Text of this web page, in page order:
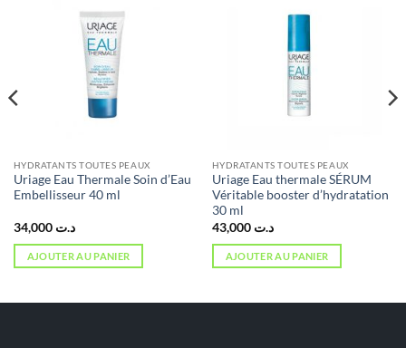
HYDRATANTS TOUTES PEAUX
Uriage Eau Thermale Soin d’Eau
Embellisseur 40 ml
د.ت 34,000
AJOUTER AU PANIER
HYDRATANTS TOUTES PEAUX
Uriage Eau thermale SÉRUM
Véritable booster d’hydratation
30 ml
د.ت 43,000
AJOUTER AU PANIER